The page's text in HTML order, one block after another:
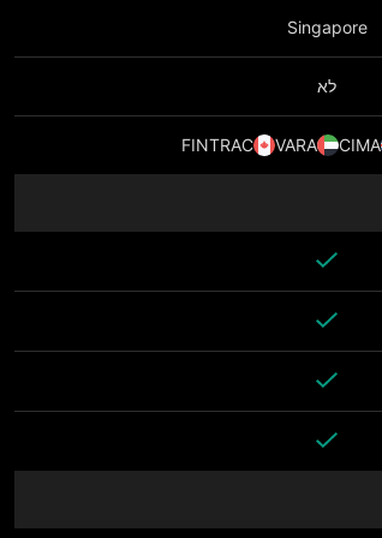
Singapore
לא
CIMA
VARA
FINTRAC